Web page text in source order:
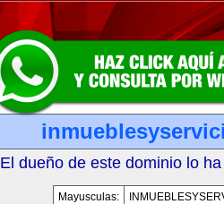
El dueño de este dominio lo
Mayusculas: